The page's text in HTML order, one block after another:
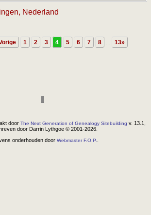
Nederland
1 2 3 4 5 6 7 8 ... 13»
door The Next Generation of Genealogy Sitebuilding v. 13.1,
door Darrin Lythgoe © 2001-2026.
onderhouden door Webmaster F.O.P.